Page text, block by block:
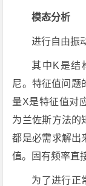
模态分析
进行自由振
其中K是结
尼。特征值问题
量X是特征值对
为兰佐斯方法的
都是必需求解
值。固有频率直
为了进行正